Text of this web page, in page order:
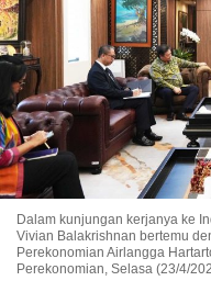
Dalam kunjungan kerjanya ke
Vivian Balakrishnan bertemu
Perekonomian Airlangga
Perekonomian, Selasa (23/4/